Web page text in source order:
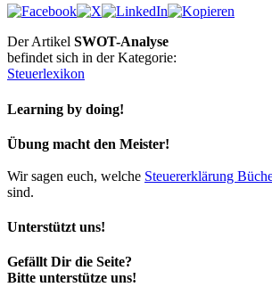
Der Artikel SWOT-Analyse
befindet sich in der Kategorie:
Steuerlexikon
Learning by doing!
Übung macht den Meister!
Wir sagen euch, welche Steuererklärung
sind.
Unterstützt uns!
Gefällt Dir die Seite?
Bitte unterstütze uns!